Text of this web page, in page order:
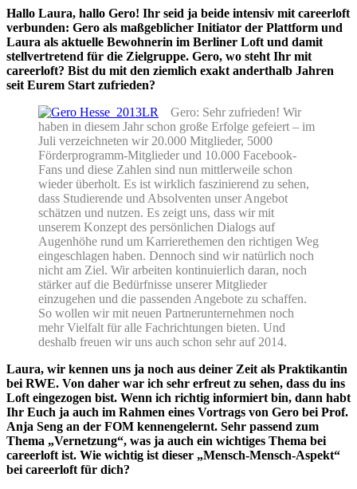
Hallo Laura, hallo Gero! Ihr seid ja beide intensiv mit careerloft
verbunden: Gero als maßgeblicher Initiator der Plattform und
Laura als aktuelle Bewohnerin im Berliner Loft und damit
stellvertretend für die Zielgruppe. Gero, wo steht Ihr mit
careerloft? Bist du mit den ziemlich exakt anderthalb Jahren
seit Eurem Start zufrieden?
Gero: Sehr zufrieden! Wir
haben in diesem Jahr schon große Erfolge gefeiert – im
Juli verzeichneten wir 20.000 Mitglieder, 5000
Förderprogramm-Mitglieder und 10.000 Facebook-
Fans und diese Zahlen sind nun mittlerweile schon
wieder überholt. Es ist wirklich faszinierend zu sehen,
dass Studierende und Absolventen unser Angebot
schätzen und nutzen. Es zeigt uns, dass wir mit
unserem Konzept des persönlichen Dialogs auf
Augenhöhe rund um Karrierethemen den richtigen Weg
eingeschlagen haben. Dennoch sind wir natürlich noch
nicht am Ziel. Wir arbeiten kontinuierlich daran, noch
stärker auf die Bedürfnisse unserer Mitglieder
einzugehen und die passenden Angebote zu schaffen.
So wollen wir mit neuen Partnerunternehmen noch
mehr Vielfalt für alle Fachrichtungen bieten. Und
deshalb freuen wir uns auch schon sehr auf 2014.
Laura, wir kennen uns ja noch aus deiner Zeit als Praktikantin
bei RWE. Von daher war ich sehr erfreut zu sehen, dass du ins
Loft eingezogen bist. Wenn ich richtig informiert bin, dann habt
Ihr Euch ja auch im Rahmen eines Vortrags von Gero bei Prof.
Anja Seng an der FOM kennengelernt. Sehr passend zum
Thema „Vernetzung“, was ja auch ein wichtiges Thema bei
careerloft ist. Wie wichtig ist dieser „Mensch-Mensch-Aspekt“
bei careerloft für dich?